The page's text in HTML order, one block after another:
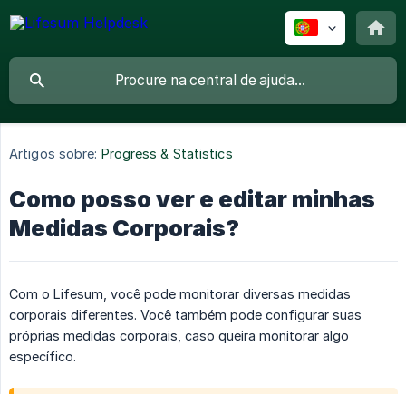
Artigos sobre: Progress & Statistics
Como posso ver e editar minhas
Medidas Corporais?
Com o Lifesum, você pode monitorar diversas medidas
corporais diferentes. Você também pode configurar suas
próprias medidas corporais, caso queira monitorar algo
específico.